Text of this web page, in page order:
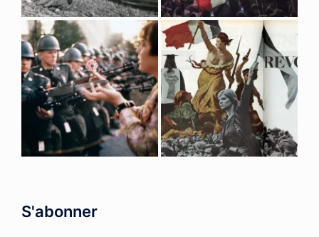
S'abonner